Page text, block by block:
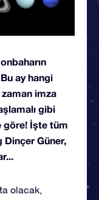
ay hangi
imza
gibi
göre! İşte tüm
Dinçer Güner,
olacak,